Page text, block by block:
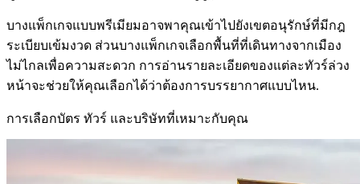
บางแพ็กเกจแบบพรีเมียมอาจพาคุณเข้าไปยังเขตอนุรักษ์ที่มีกฎ
ระเบียบเข้มงวด ส่วนบางแพ็กเกจเลือกพื้นที่ที่เดินทางจากเมือง
ไม่ไกลเพื่อความสะดวก การอ่านรายละเอียดของแต่ละทัวร์ล่วง
หน้าจะช่วยให้คุณเลือกได้ว่าต้องการบรรยากาศแบบไหน.
การเลือกบัตร ทัวร์ และบริษัทที่เหมาะกับคุณ